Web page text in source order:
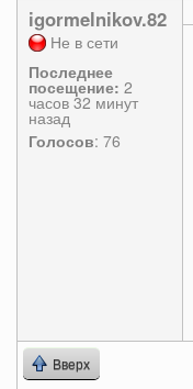
igormelnikov.82
Не в сети
Последнее
посещение: 2
часов 32 минут
назад
Голосов: 76
Вверх